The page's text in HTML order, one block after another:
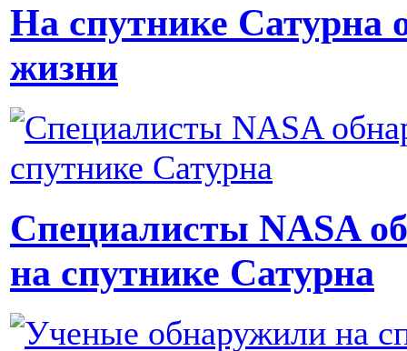
На спутнике Сатурна
жизни
Специалисты NASA
на спутнике Сатурна